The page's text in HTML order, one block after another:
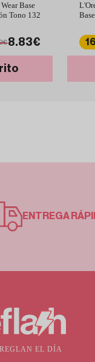
Base
Tono 132
8.83€
ENTREGA
EL DÍA